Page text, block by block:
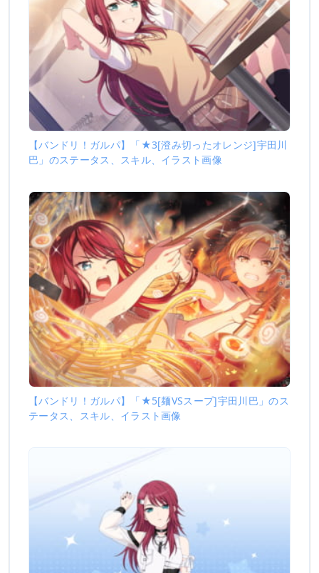
【バンドリ！ガルパ】「★3[澄み切ったオレンジ]宇田川
巴」のステータス、スキル、イラスト画像
【バンドリ！ガルパ】「★5[麺VSスープ]宇田川巴」のス
テータス、スキル、イラスト画像